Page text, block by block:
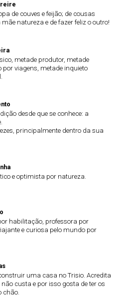
de couves e feijão; de cousas
natureza e de fazer feliz o outro!
metade produtor, metade
por viagens, metade inquieto
desde que se conhece: a
principalmente dentro da sua
e optimista por natureza.
habilitação, professora por
e curiosa pelo mundo por
uma casa no Trisio. Acredita
custa e por isso gosta de ter os
chão.